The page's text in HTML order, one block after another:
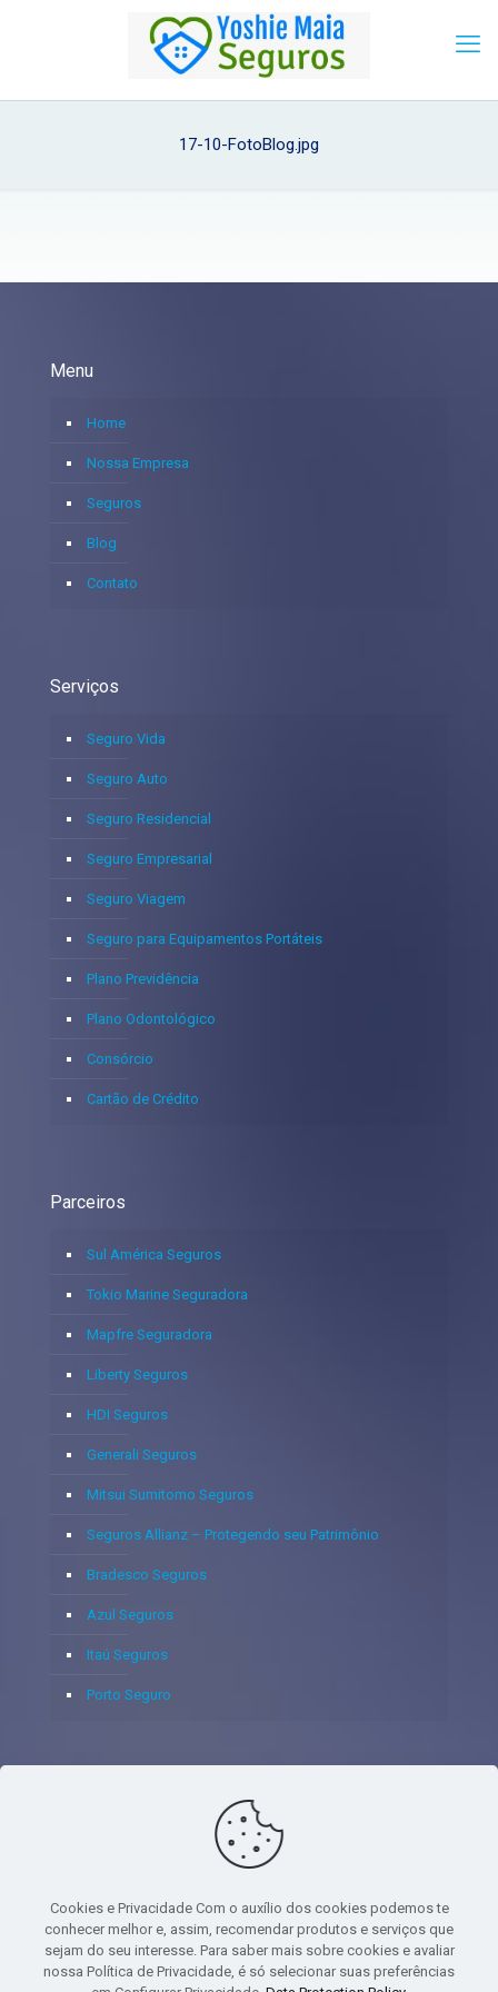
17-10-FotoBlog.jpg
Menu
Home
Nossa Empresa
Seguros
Blog
Contato
Serviços
Seguro Vida
Seguro Auto
Seguro Residencial
Seguro Empresarial
Seguro Viagem
Seguro para Equipamentos Portáteis
Plano Previdência
Plano Odontológico
Consórcio
Cartão de Crédito
Parceiros
Sul América Seguros
Tokio Marine Seguradora
Mapfre Seguradora
Liberty Seguros
HDI Seguros
Generali Seguros
Mitsui Sumitomo Seguros
Seguros Allianz – Protegendo seu Patrimônio
Bradesco Seguros
Azul Seguros
Itaú Seguros
Porto Seguro
© 2020 - Yoshie & Maia Corretora de Seguros Ltda - CNPJ:
05.459.716/0001-75 - SUSEP: 100637106 AV DOS
PAVIMENTO - CEP 06.020-012 - VILA YARA - OSASCO - UF SP -
TELEFONE - (11) 8251-9266
Cookies e Privacidade Com o auxílio dos cookies podemos te
conhecer melhor e, assim, recomendar produtos e serviços que
sejam do seu interesse. Para saber mais sobre cookies e avaliar
nossa Política de Privacidade, é só selecionar suas preferências